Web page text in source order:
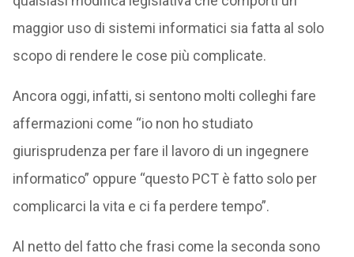
maggior uso di sistemi informatici sia fatta al solo
scopo di rendere le cose più complicate.
Ancora oggi, infatti, si sentono molti colleghi fare
affermazioni come “io non ho studiato
giurisprudenza per fare il lavoro di un ingegnere
informatico” oppure “questo PCT è fatto solo per
complicarci la vita e ci fa perdere tempo”.
Al netto del fatto che frasi come la seconda sono